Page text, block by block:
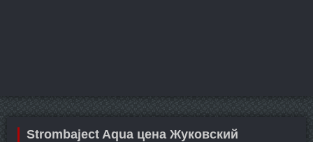
Strombaject Aqua цена Жуковский